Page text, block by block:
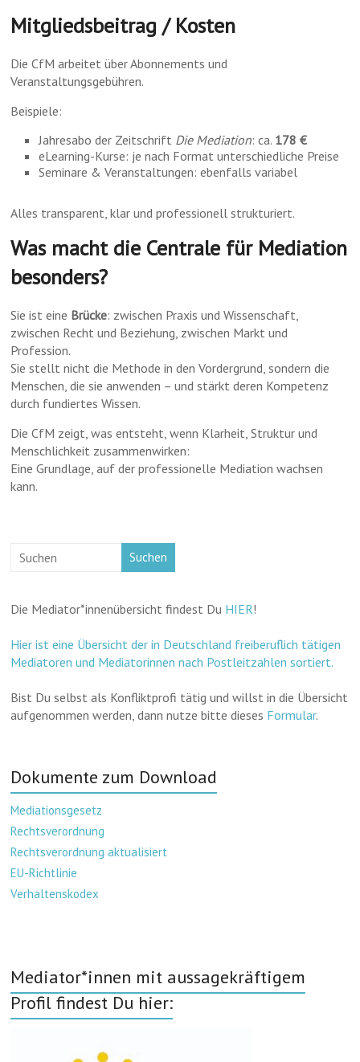
Mitgliedsbeitrag / Kosten
Die CfM arbeitet über Abonnements und
Veranstaltungsgebühren.
Beispiele:
Jahresabo der Zeitschrift Die Mediation: ca. 178 €
eLearning-Kurse: je nach Format unterschiedliche Preise
Seminare & Veranstaltungen: ebenfalls variabel
Alles transparent, klar und professionell strukturiert.
Was macht die Centrale für Mediation
besonders?
Sie ist eine Brücke: zwischen Praxis und Wissenschaft,
zwischen Recht und Beziehung, zwischen Markt und
Profession.
Sie stellt nicht die Methode in den Vordergrund, sondern die
Menschen, die sie anwenden – und stärkt deren Kompetenz
durch fundiertes Wissen.
Die CfM zeigt, was entsteht, wenn Klarheit, Struktur und
Menschlichkeit zusammenwirken:
Eine Grundlage, auf der professionelle Mediation wachsen
kann.
Suchen
Die Mediator*innenübersicht findest Du HIER!
Hier ist eine Übersicht der in Deutschland freiberuflich tätigen
Mediatoren und Mediatorinnen nach Postleitzahlen sortiert.
Bist Du selbst als Konfliktprofi tätig und willst in die Übersicht
aufgenommen werden, dann nutze bitte dieses Formular.
Dokumente zum Download
Mediationsgesetz
Rechtsverordnung
Rechtsverordnung aktualisiert
EU-Richtlinie
Verhaltenskodex
Mediator*innen mit aussagekräftigem
Profil findest Du hier: